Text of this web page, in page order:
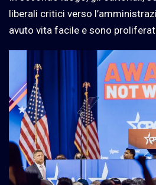
liberali critici verso
avuto vita facile e sono